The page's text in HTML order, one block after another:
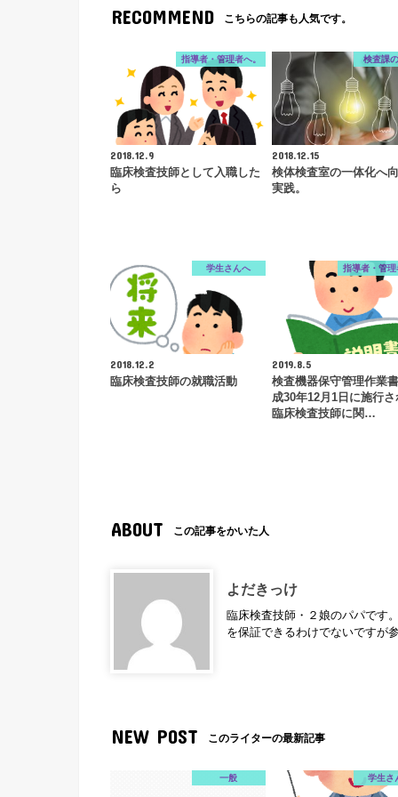
RECOMMEND こちらの記事も人気です。
指導者・管理者へ。
2018.12.9
臨床検査技師として入職した
ら
検査課
2018.12.15
検体検査室の一体化へ
実践。
学生さんへ
2018.12.2
臨床検査技師の就職活動
指導者・管理
2019.8.5
検査機器保守管理作業
成30年12月1日に施行さ
臨床検査技師に関…
ABOUT この記事をかいた人
よだきっけ
臨床検査技師・２娘のパパです
を保証できるわけでないですが
NEW POST このライターの最新記事
一般 学生さ